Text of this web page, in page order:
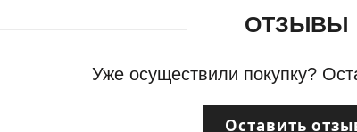
ОТЗЫВЫ
Уже осуществили покупку?
Оставить